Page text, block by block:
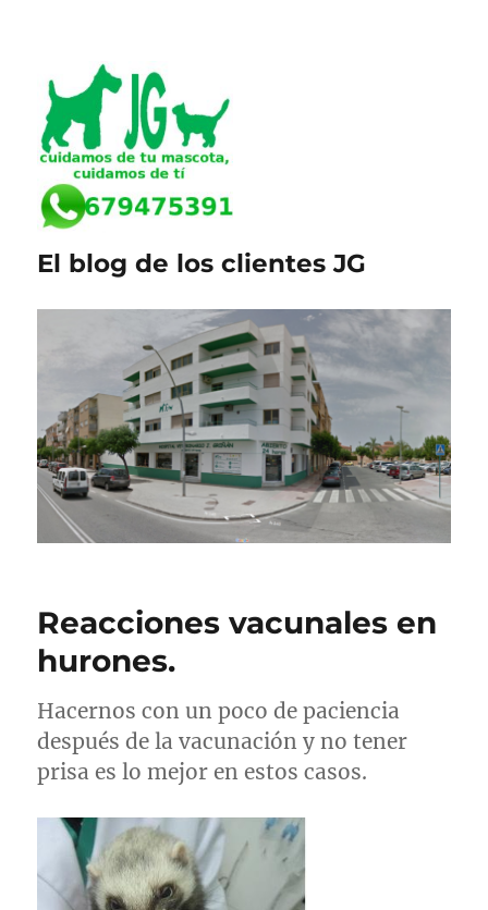
El blog de los clientes JG
Reacciones vacunales en
hurones.
Hacernos con un poco de paciencia
después de la vacunación y no tener
prisa es lo mejor en estos casos.